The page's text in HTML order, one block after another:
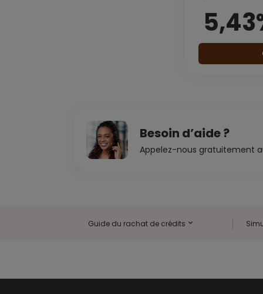
Besoin d’aide ?
Appelez-nous gratuitement
Guide du rachat de crédits